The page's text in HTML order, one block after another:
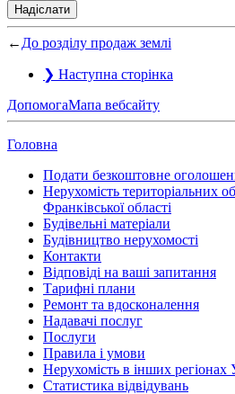
Надіслати
← До розділу продаж землі
❯ Наступна сторінка
ДопомогаМапа вебсайту
Головна
Подати безкоштовне
Нерухомість територіальних
Франківської області
Будівельні матеріали
Будівництво нерухомості
Контакти
Відповіді на ваші запитання
Тарифні плани
Ремонт та вдосконалення
Надавачі послуг
Послуги
Правила і умови
Нерухомість в інших регіонах
Статистика відвідувань